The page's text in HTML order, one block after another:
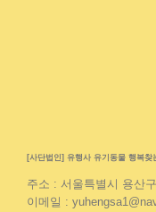
[사단법인] 유행사 유기동물 행복
주소 : 서울특별시 용산
이메일 :